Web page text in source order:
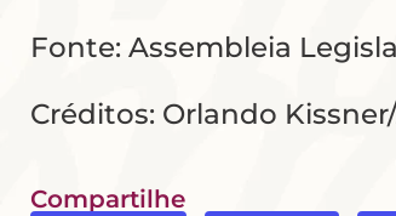
Fonte: Assembleia
Créditos: Orlando
Compartilhe